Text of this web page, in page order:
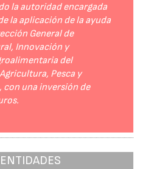
la autoridad encargada
la aplicación de la ayuda
General de
Innovación y
del
Pesca y
una inversión de